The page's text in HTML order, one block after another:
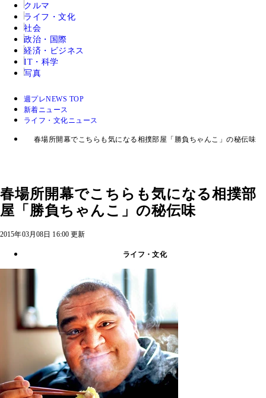
クルマ
ライフ・文化
社会
政治・国際
経済・ビジネス
IT・科学
写真
週プレNEWS TOP
新着ニュース
ライフ・文化ニュース
春場所開幕でこちらも気になる相撲部屋「勝負ちゃんこ」の秘伝味
春場所開幕でこちらも気になる相撲部
屋「勝負ちゃんこ」の秘伝味
2015年03月08日 16:00 更新
ライフ・文化